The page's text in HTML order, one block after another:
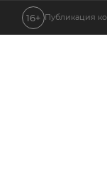
16+ Публикация